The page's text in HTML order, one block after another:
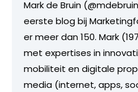
Mark de Bruin
eerste blog bij
er meer dan 150. Mark
met expertises in
mobiliteit en digitale
media (internet, apps,